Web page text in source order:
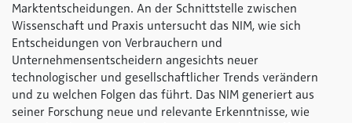
Marktentscheidungen. An der Schnittstelle zwischen
Wissenschaft und Praxis untersucht das NIM, wie sich
Entscheidungen von Verbrauchern und
Unternehmensentscheidern angesichts neuer
technologischer und gesellschaftlicher Trends verändern
und zu welchen Folgen das führt. Das NIM generiert aus
seiner Forschung neue und relevante Erkenntnisse, wie